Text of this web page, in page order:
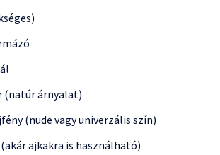
(natúr árnyalat)
(nude vagy univerzális szín)
ajkakra is használható)